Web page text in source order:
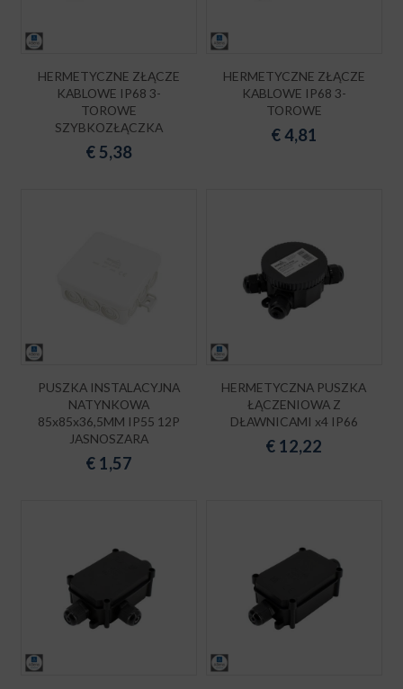
HERMETYCZNE ZŁĄCZE
KABLOWE IP68 3-
TOROWE
SZYBKOZŁĄCZKA
€5,38
HERMETYCZNE ZŁĄCZE
KABLOWE IP68 3-
TOROWE
€4,81
PUSZKA INSTALACYJNA
NATYNKOWA
85x85x36,5MM IP55 12P
JASNOSZARA
€ 1,57
HERMETYCZNA PUSZKA
ŁĄCZENIOWA Z
DŁAWNICAMI x4 IP66
€ 12,22